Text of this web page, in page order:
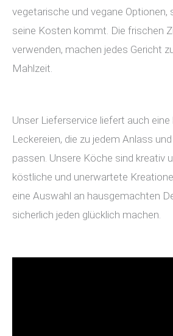
vegetarische und vegane Optionen,
seine Kosten kommt. Die frischen
verwenden, machen jedes Gericht
Mahlzeit.
Unser Lieferservice liefert auch eine
Leckereien, die zu jedem Anlass
passen. Unsere Köche sind kreativ
köstliche und unerwartete
eine Auswahl an hausgemachten
sicherlich jeden glücklich machen.